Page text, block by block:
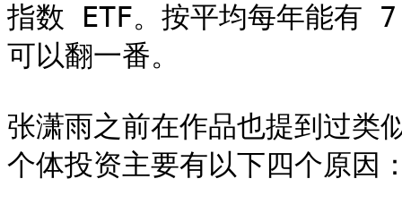
指数 ETF。按平均每年能有
可以翻一番。
张潇雨之前在作品也提到过类
个体投资主要有以下四个原因